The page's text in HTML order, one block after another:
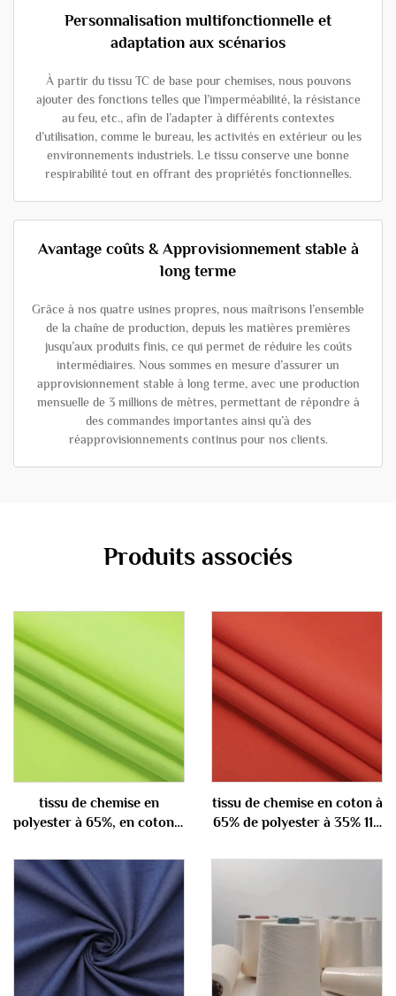
Personnalisation multifonctionnelle et
adaptation aux scénarios
À partir du tissu TC de base pour chemises, nous pouvons
ajouter des fonctions telles que l’imperméabilité, la résistance
au feu, etc., afin de l’adapter à différents contextes
d’utilisation, comme le bureau, les activités en extérieur ou les
environnements industriels. Le tissu conserve une bonne
respirabilité tout en offrant des propriétés fonctionnelles.
Avantage coûts & Approvisionnement stable à
long terme
Grâce à nos quatre usines propres, nous maîtrisons l’ensemble
de la chaîne de production, depuis les matières premières
jusqu’aux produits finis, ce qui permet de réduire les coûts
intermédiaires. Nous sommes en mesure d’assurer un
approvisionnement stable à long terme, avec une production
mensuelle de 3 millions de mètres, permettant de répondre à
des commandes importantes ainsi qu’à des
réapprovisionnements continus pour nos clients.
Produits associés
tissu de chemise en
polyester à 65%, en coton à
tissu de chemise en coton à
65% de polyester à 35% 110